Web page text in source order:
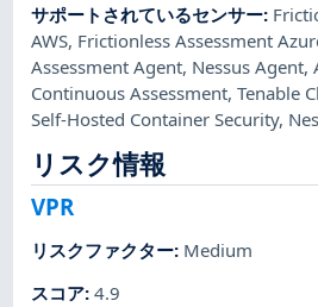
サポートされているセンサー:
AWS, Frictionless Assessment
Assessment Agent, Nessus Agent,
Continuous Assessment,Tenable
Self-Hosted Container Security,
リスク情報
VPR
リスクファクター: Medium
スコア:4.9